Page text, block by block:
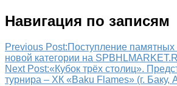
Навигация по записям
Previous Post:Поступление
новой категории на
Next Post:«Кубок трёх столиц».
турнира – ХК «Baku Flames» (г. Баку,